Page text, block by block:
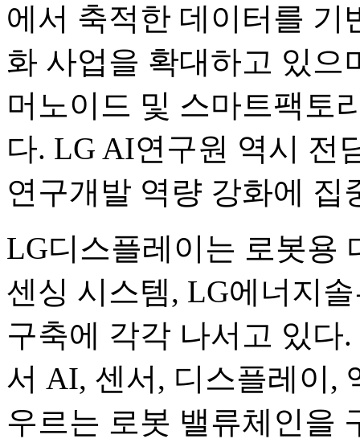
에서 축적한 데이터를
화 사업을 확대하고 있으
머노이드 및 스마트팩토
다. LG AI연구원 역시 전
연구개발 역량 강화에 집
LG디스플레이는 로봇용
센싱 시스템, LG에너지
구축에 각각 나서고 있다
서 AI, 센서, 디스플레이,
우르는 로봇 밸류체인을